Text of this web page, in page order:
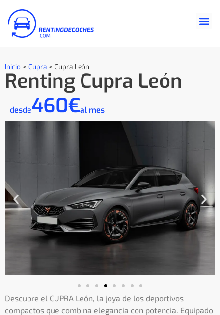
Inicio > Cupra > Cupra León
Renting Cupra León
desde460€al mes
Descubre el CUPRA León, la joya de los deportivos
compactos que combina elegancia con potencia. Equipado